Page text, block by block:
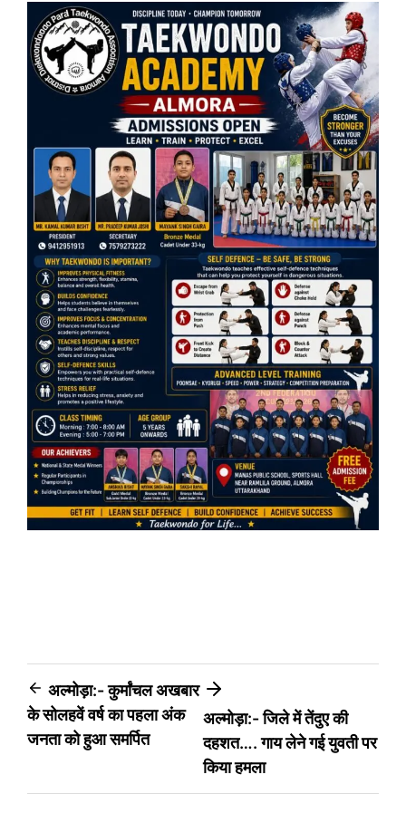
Post
navigation
अल्मोड़ा:- कुर्मांचल अखबार
के सोलहवें वर्ष का पहला अंक
जनता को हुआ समर्पित
अल्मोड़ा:- जिले में तेंदुए की
दहशत…. गाय लेने गई युवती पर
किया हमला